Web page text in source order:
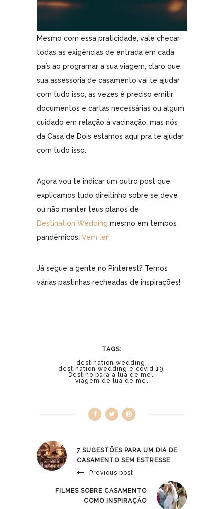
Mesmo com essa praticidade, vale checar
todas as exigências de entrada em cada
país ao programar a sua viagem, claro que
sua assessoria de casamento vai te ajudar
com tudo isso, às vezes é preciso emitir
documentos e cartas necessárias ou algum
cuidado em relação à vacinação, mas nós
da Casa de Dois estamos aqui pra te ajudar
com tudo isso.
Agora vou te indicar um outro post que
explicamos tudo direitinho sobre se deve
ou não manter teus planos de
Destination Wedding mesmo em tempos
pandêmicos. Vem ler!
Já segue a gente no Pinterest? Temos
várias pastinhas recheadas de inspirações!
TAGS:
destination wedding,
destination wedding e covid 19,
Destino para a lua de mel,
viagem de lua de mel
Save
7 SUGESTÕES PARA UM DIA DE
CASAMENTO SEM ESTRESSE
Previous post
FILMES SOBRE CASAMENTO
COMO INSPIRAÇÃO